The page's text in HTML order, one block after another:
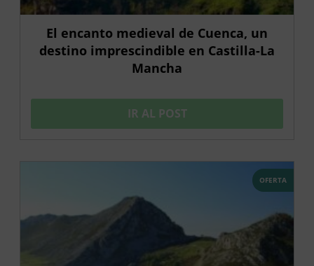
El encanto medieval de Cuenca, un
destino imprescindible en Castilla-La
Mancha
IR AL POST
OFERTA